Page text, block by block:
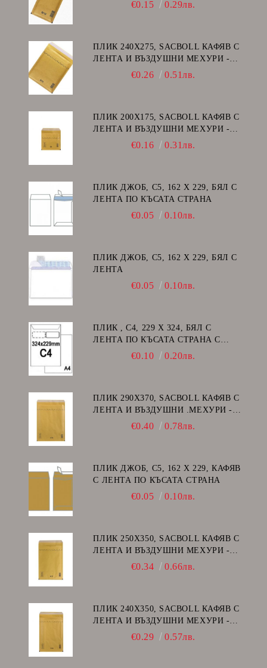
€0.15 0.29лв.
ПЛИК 240Х275, SACBOLL КАФЯВ С
ЛЕНТА И ВЪЗДУШНИ МЕХУРИ -
€0.26 0.51лв.
ПЛИК 200Х175, SACBOLL КАФЯВ С
ЛЕНТА И ВЪЗДУШНИ МЕХУРИ -
€0.16 0.31лв.
ПЛИК ДЖОБ, C5, 162 Х 229, БЯЛ С
ЛЕНТА ПО КЪСАТА СТРАНА
€0.05 0.10лв.
ПЛИК ДЖОБ, C5, 162 Х 229, БЯЛ С
ЛЕНТА
€0.05 0.10лв.
ПЛИК , C4, 229 Х 324, БЯЛ С
ЛЕНТА ПО КЪСАТА СТРАНА С
ДЕСЕН ПРОЗОРЕЦ
€0.10 0.20лв.
ПЛИК 290Х370, SACBOLL КАФЯВ С
ЛЕНТА И ВЪЗДУШНИ .МЕХУРИ -
€0.40 0.78лв.
ПЛИК ДЖОБ, C5, 162 Х 229, КАФЯВ
С ЛЕНТА ПО КЪСАТА СТРАНА
€0.05 0.10лв.
ПЛИК 250Х350, SACBOLL КАФЯВ С
ЛЕНТА И ВЪЗДУШНИ МЕХУРИ -
€0.34 0.66лв.
ПЛИК 240Х350, SACBOLL КАФЯВ С
ЛЕНТА И ВЪЗДУШНИ МЕХУРИ -
€0.29 0.57лв.